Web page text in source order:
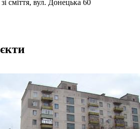
сміття, вул. Донецька 60